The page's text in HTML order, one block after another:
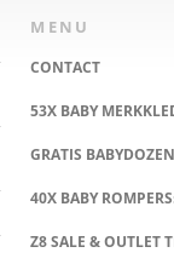
MENU
CONTACT
53X BABY
GRATIS
40X BABY
Z8 SALE & OUTLET